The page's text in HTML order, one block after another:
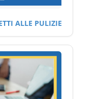
ALLE PULIZIE